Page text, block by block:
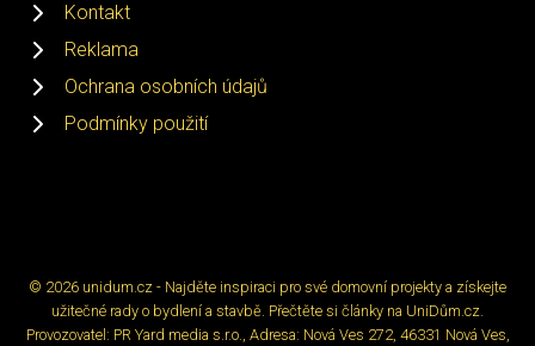
Kontakt
Reklama
Ochrana osobních údajů
Podmínky použití
© 2026 unidum.cz - Najděte inspiraci pro své domovní projekty a získejte
užitečné rady o bydlení a stavbě. Přečtěte si články na UniDům.cz.
Provozovatel: PR Yard media s.r.o., Adresa: Nová Ves 272, 46331 Nová Ves,